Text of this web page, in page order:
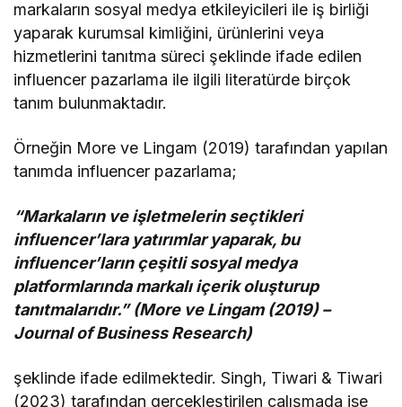
markaların sosyal medya etkileyicileri ile iş birliği
yaparak kurumsal kimliğini, ürünlerini veya
hizmetlerini tanıtma süreci şeklinde ifade edilen
influencer pazarlama ile ilgili literatürde birçok
tanım bulunmaktadır.
Örneğin More ve Lingam (2019) tarafından yapılan
tanımda influencer pazarlama;
“Markaların ve işletmelerin seçtikleri
influencer’lara yatırımlar yaparak, bu
influencer’ların çeşitli sosyal medya
platformlarında markalı içerik oluşturup
tanıtmalarıdır.” (More ve Lingam (2019) –
Journal of Business Research)
şeklinde ifade edilmektedir. Singh, Tiwari & Tiwari
(2023) tarafından gerçekleştirilen çalışmada ise